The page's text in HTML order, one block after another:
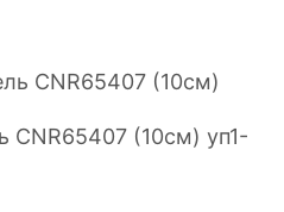
CNR65407 (10см) уп1-